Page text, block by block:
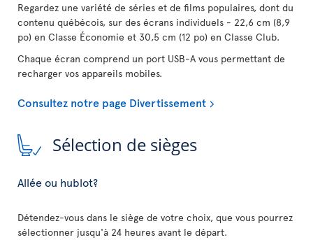
Regardez une variété de séries et de films populaires, dont du
contenu québécois, sur des écrans individuels - 22,6 cm (8,9
po) en Classe Économie et 30,5 cm (12 po) en Classe Club.
Chaque écran comprend un port USB-A vous permettant de
recharger vos appareils mobiles.
Consultez notre page Divertissement
Sélection de sièges
Allée ou hublot?
Détendez-vous dans le siège de votre choix, que vous pourrez
sélectionner jusqu'à 24 heures avant le départ.